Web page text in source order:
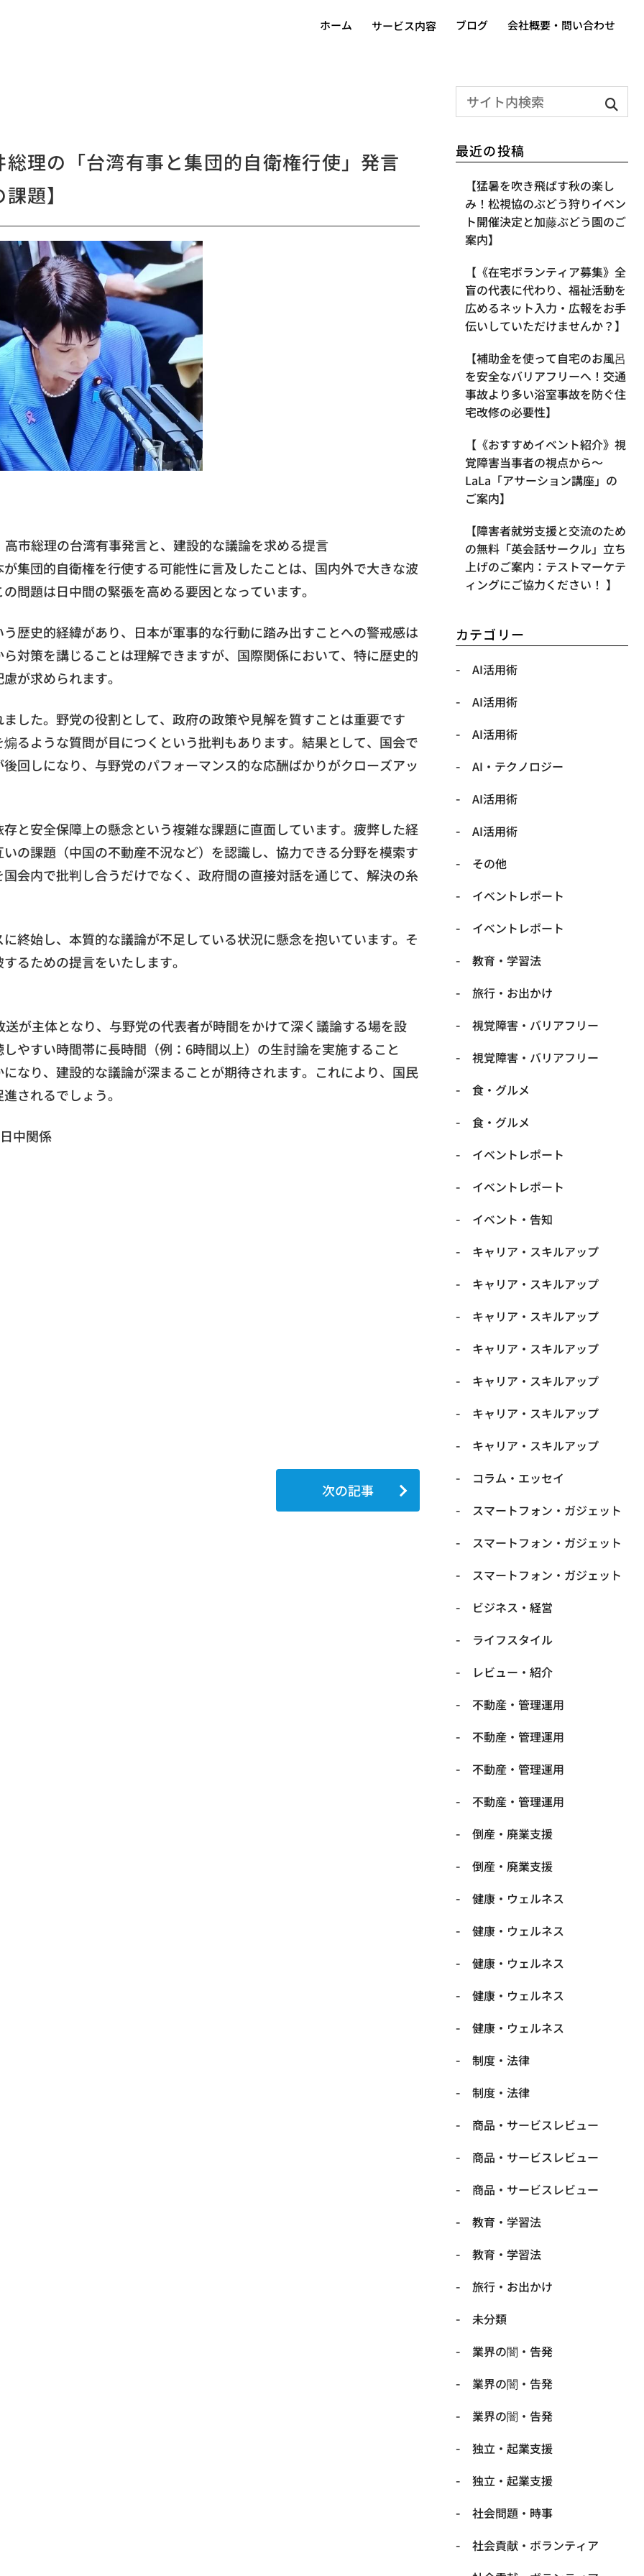
ホーム サービス内容 ブログ 会社概要・問い合わせ
理の「台湾有事と集団的自衛権行使」発言
題】
高市総理の台湾有事発言と、建設的な議論を求める提言
集団的自衛権を行使する可能性に言及したことは、国内外で大きな波
問題は日中間の緊張を高める要因となっています。
歴史的経緯があり、日本が軍事的な行動に踏み出すことへの警戒感は
対策を講じることは理解できますが、国際関係において、特に歴史的
が求められます。
した。野党の役割として、政府の政策や見解を質すことは重要です
るような質問が目につくという批判もあります。結果として、国会で
回しになり、与野党のパフォーマンス的な応酬ばかりがクローズアッ
と安全保障上の懸念という複雑な課題に直面しています。疲弊した経
の課題（中国の不動産不況など）を認識し、協力できる分野を模索す
会内で批判し合うだけでなく、政府間の直接対話を通じて、解決の糸
終始し、本質的な議論が不足している状況に懸念を抱いています。そ
るための提言をいたします。
が主体となり、与野党の代表者が時間をかけて深く議論する場を設
やすい時間帯に長時間（例：6時間以上）の生討論を実施すること
なり、建設的な議論が深まることが期待されます。これにより、国民
されるでしょう。
中関係
次の記事
最近の投稿
【​猛暑を吹き飛ばす秋の楽し
み！松視協のぶどう狩りイベン
ト開催決定と加藤ぶどう園のご
案内】
【《在宅ボランティア募集》全
盲の代表に代わり、福祉活動を
広めるネット入力・広報をお手
伝いしていただけませんか？】
【補助金を使って自宅のお風呂
を安全なバリアフリーへ！交通
事故より多い浴室事故を防ぐ住
宅改修の必要性】
【《おすすめイベント紹介》視
覚障害当事者の視点から〜
LaLa「アサーション講座」の
ご案内】
【​障害者就労支援と交流のため
の無料「英会話サークル」立ち
上げのご案内：テストマーケテ
ィングにご協力ください！ 】
カテゴリー
AI活用術
AI活用術
AI活用術
​AI・テクノロジー
​AI活用術
​AI活用術
​その他
​イベントレポート
​イベントレポート
​教育・学習法
​旅行・お出かけ
​視覚障害・バリアフリー
​視覚障害・バリアフリー
​食・グルメ
​食・グルメ
イベントレポート
イベントレポート
イベント・告知
キャリア・スキルアップ
キャリア・スキルアップ
キャリア・スキルアップ
キャリア・スキルアップ
キャリア・スキルアップ
キャリア・スキルアップ
キャリア・スキルアップ
コラム・エッセイ
スマートフォン・ガジェット
スマートフォン・ガジェット
スマートフォン・ガジェット
ビジネス・経営
ライフスタイル
レビュー・紹介
不動産・管理運用
不動産・管理運用
不動産・管理運用
不動産・管理運用
倒産・廃業支援
倒産・廃業支援
健康・ウェルネス
健康・ウェルネス
健康・ウェルネス
健康・ウェルネス
健康・ウェルネス
制度・法律
制度・法律
商品・サービスレビュー
商品・サービスレビュー
商品・サービスレビュー
教育・学習法
教育・学習法
旅行・お出かけ
未分類
業界の闇・告発
業界の闇・告発
業界の闇・告発
独立・起業支援
独立・起業支援
社会問題・時事
社会貢献・ボランティア